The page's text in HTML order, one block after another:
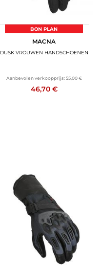
BON PLAN
MACNA
DUSK VROUWEN HANDSCHOENEN
Aanbevolen verkoopprijs: 55,00 €
46,70 €